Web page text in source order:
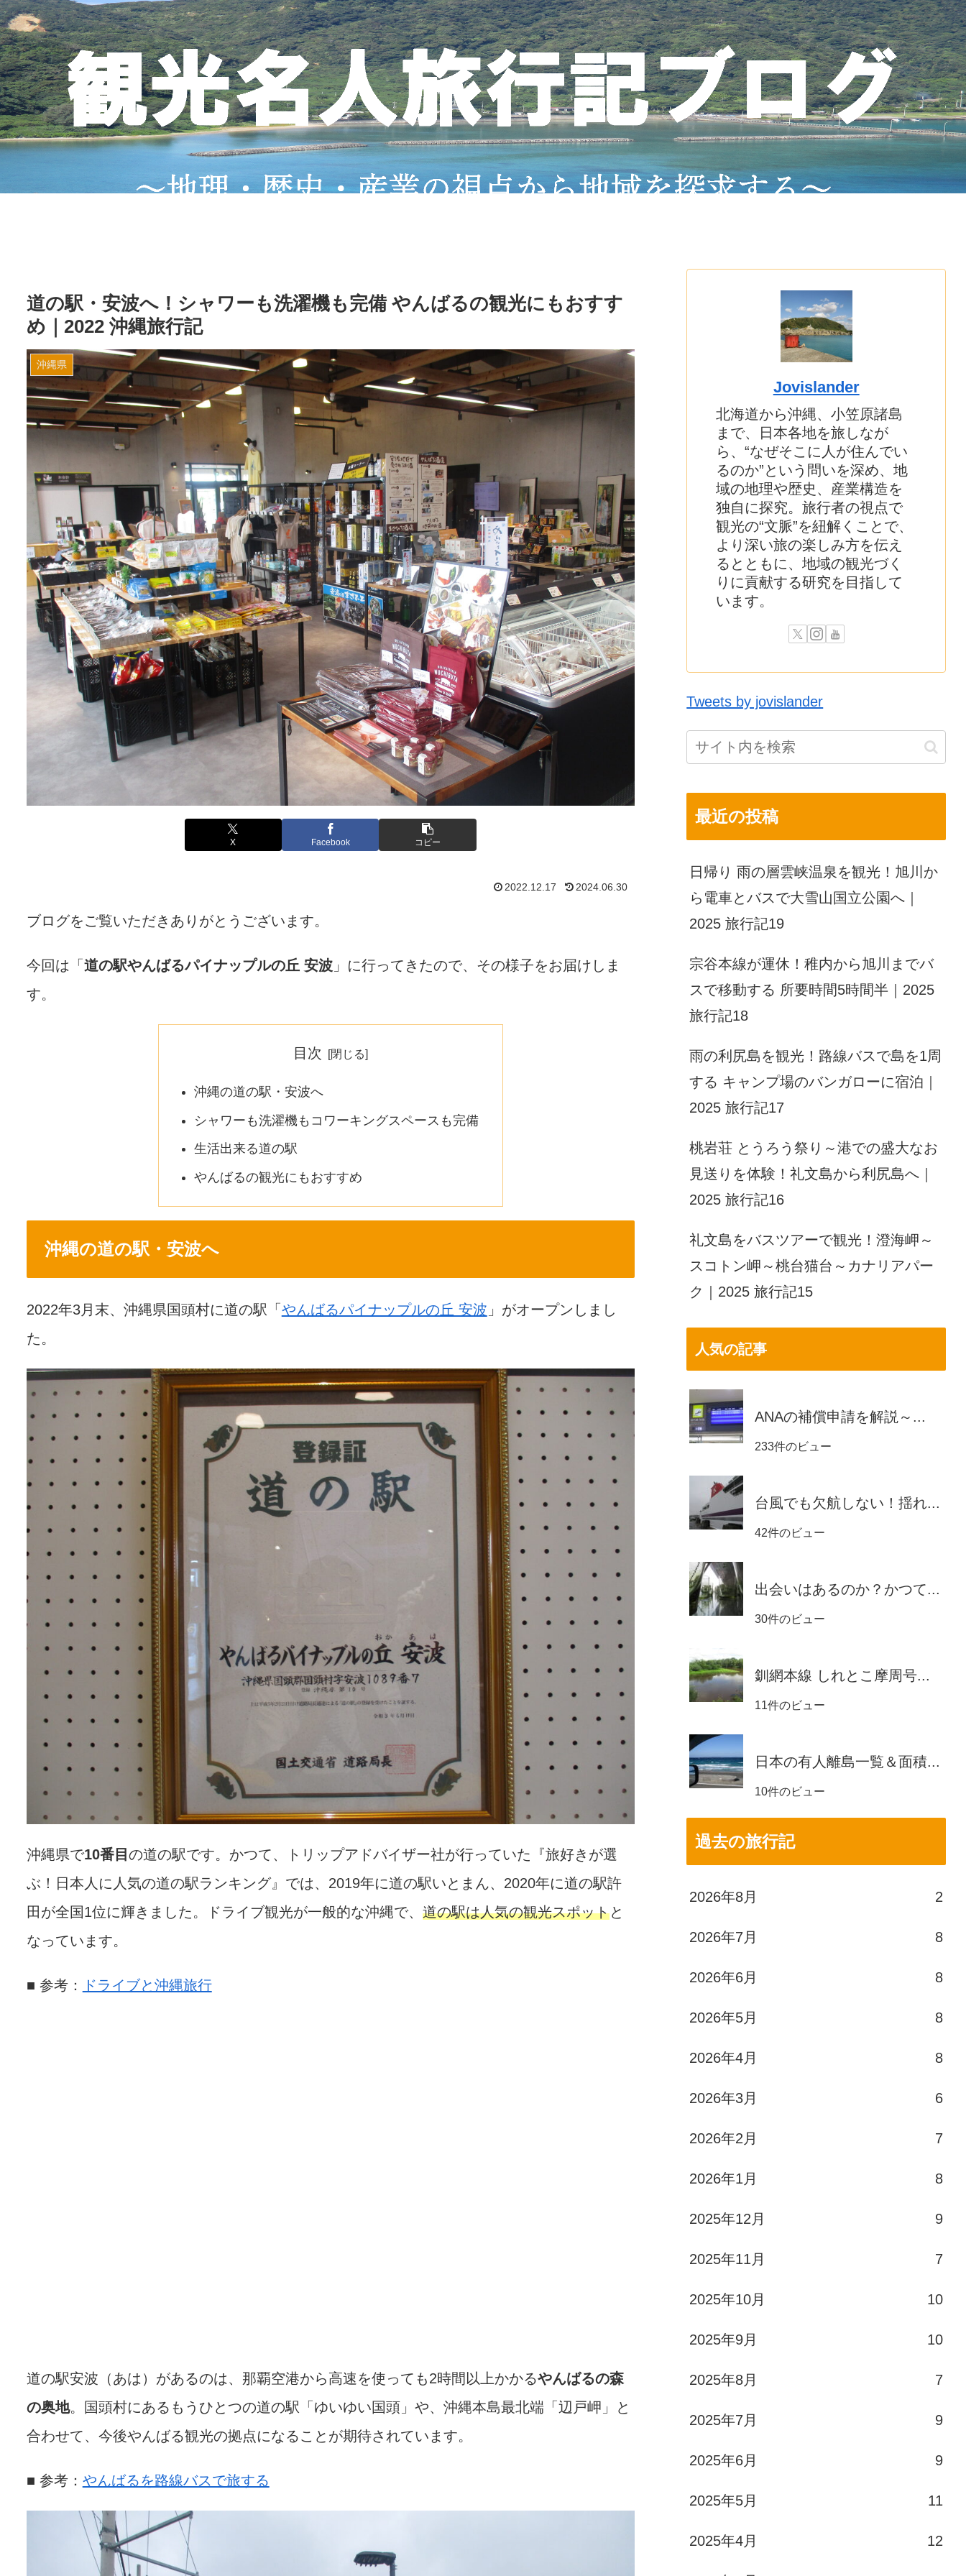
道の駅・安波へ！シャワーも洗濯機も完備 やんばるの観光にもおすす
め｜2022 沖縄旅行記
沖縄県
X Facebook コピー
2022.12.17 2024.06.30
ブログをご覧いただきありがとうございます。
今回は「道の駅やんばるパイナップルの丘 安波」に行ってきたので、その様子をお届けしま
す。
目次
沖縄の道の駅・安波へ
シャワーも洗濯機もコワーキングスペースも完備
生活出来る道の駅
やんばるの観光にもおすすめ
沖縄の道の駅・安波へ
2022年3月末、沖縄県国頭村に道の駅「 やんばるパイナップルの丘 安波 」がオープンしまし
た。
沖縄県で10番目 の道の駅です。かつて、トリップアドバイザー社が行っていた『旅好きが選
ぶ！日本人に人気の道の駅ランキング』では、2019年に道の駅いとまん、2020年に道の駅許
田が全国1位に輝きました。ドライブ観光が一般的な沖縄で、 道の駅は人気の観光スポットと
なっています。
■ 参考： ドライブと沖縄旅行
道の駅安波（あは）があるのは、那覇空港から高速を使っても2時間以上かかるやんばるの森
の奥地。国頭村にあるもうひとつの道の駅「ゆいゆい国頭」や、沖縄本島最北端「辺戸岬」と
合わせて、今後やんばる観光の拠点になることが期待されています。
■ 参考： やんばるを路線バスで旅する
Jovislander
北海道から沖縄、小笠原諸島
まで、日本各地を旅しなが
ら、“なぜそこに人が住んでい
るのか”という問いを深め、地
域の地理や歴史、産業構造を
独自に探究。旅行者の視点で
観光の“文脈”を紐解くことで、
より深い旅の楽しみ方を伝え
るとともに、地域の観光づく
りに貢献する研究を目指して
います。
Tweets by jovislander
最近の投稿
日帰り 雨の層雲峡温泉を観光！旭川か
ら電車とバスで大雪山国立公園へ｜
2025 旅行記19
宗谷本線が運休！稚内から旭川までバ
スで移動する 所要時間5時間半｜2025
旅行記18
雨の利尻島を観光！路線バスで島を1周
する キャンプ場のバンガローに宿泊｜
2025 旅行記17
桃岩荘 とうろう祭り～港での盛大なお
見送りを体験！礼文島から利尻島へ｜
2025 旅行記16
礼文島をバスツアーで観光！澄海岬～
スコトン岬～桃台猫台～カナリアパー
ク｜2025 旅行記15
人気の記事
ANAの補償申請を解説～...
233件のビュー
台風でも欠航しない！揺れ...
42件のビュー
出会いはあるのか？かつて...
30件のビュー
釧網本線 しれとこ摩周号...
11件のビュー
日本の有人離島一覧＆面積...
10件のビュー
過去の旅行記
2026年8月 2
2026年7月 8
2026年6月 8
2026年5月 8
2026年4月 8
2026年3月 6
2026年2月 7
2026年1月 8
2025年12月 9
2025年11月 7
2025年10月 10
2025年9月 10
2025年8月 7
2025年7月 9
2025年6月 9
2025年5月 11
2025年4月 12